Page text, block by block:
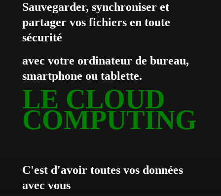
Sauvegarder, synchroniser et
partager vos fichiers en toute
sécurité
avec votre ordinateur de bureau,
smartphone ou tablette.
LE CLOUD
COMPUTING
C'est d'avoir toutes vos données
avec vous